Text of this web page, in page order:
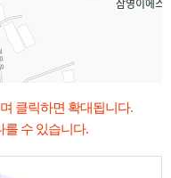
클릭하면 확대됩니다.
수 있습니다.